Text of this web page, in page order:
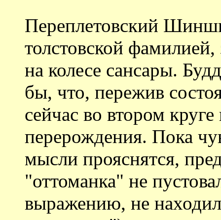
Переплетовский
толстовской
на колесе сансары.
бы, что, пережив
сейчас во втором
перерождения. Пока
мысли прояснятся,
"оттоманка" не
выражению, не